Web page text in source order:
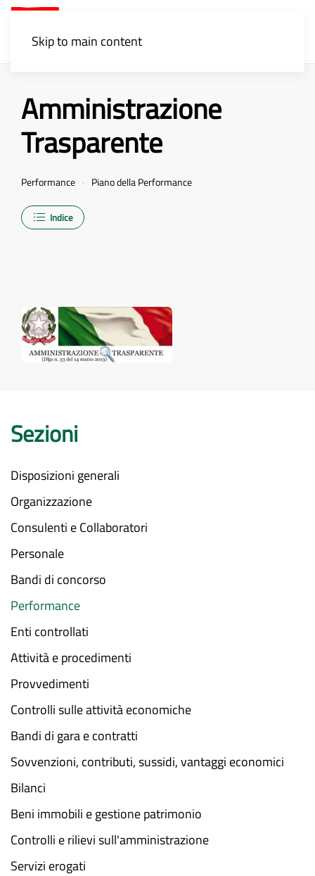
Skip to main content
Amministrazione
Trasparente
Performance Piano della Performance
Indice
Sezioni
Disposizioni generali
Organizzazione
Consulenti e Collaboratori
Personale
Bandi di concorso
Performance
Enti controllati
Attività e procedimenti
Provvedimenti
Controlli sulle attività economiche
Bandi di gara e contratti
Sovvenzioni, contributi, sussidi, vantaggi economici
Bilanci
Beni immobili e gestione patrimonio
Controlli e rilievi sull'amministrazione
Servizi erogati